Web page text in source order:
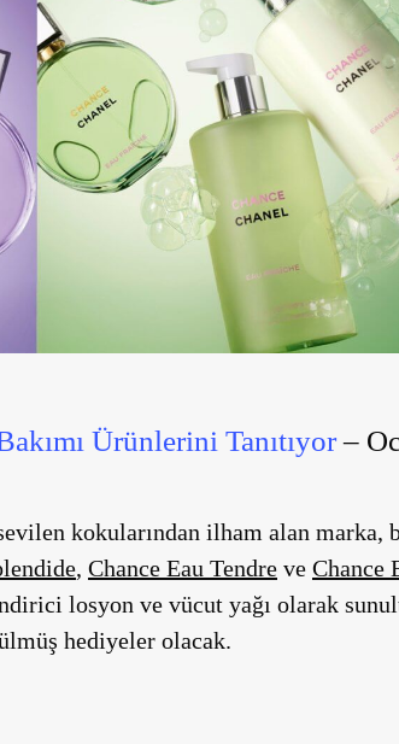
Ürünlerini Tanıtıyor–
kokularından ilham alan
, Chance Eau Tendre ve Chance
losyon ve vücut yağı olarak
hediyeler olacak.